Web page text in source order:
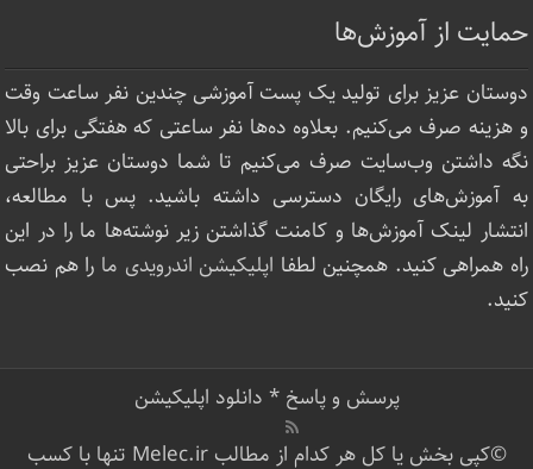
حمایت از آموزش‌ها
دوستان عزیز برای تولید یک پست آموزشی چندین نفر ساعت‌ وقت
و هزینه صرف می‌کنیم. بعلاوه ده‌ها نفر ساعتی که هفتگی برای بالا
نگه داشتن وب‌سایت صرف ‌می‌کنیم تا شما دوستان عزیز براحتی
به آموزش‌های رایگان دسترسی داشته باشید. پس با مطالعه،
انتشار لینک‌ آموزش‌ها و کامنت گذاشتن زیر نوشته‌‌ها ما را در این
راه همراهی کنید. همچنین لطفا اپلیکیشن اندرویدی ما را هم نصب
کنید.
پرسش و پاسخ* دانلود اپلیکیشن
©کپی بخش یا کل هر کدام از مطالب Melec.ir تنها با کسب